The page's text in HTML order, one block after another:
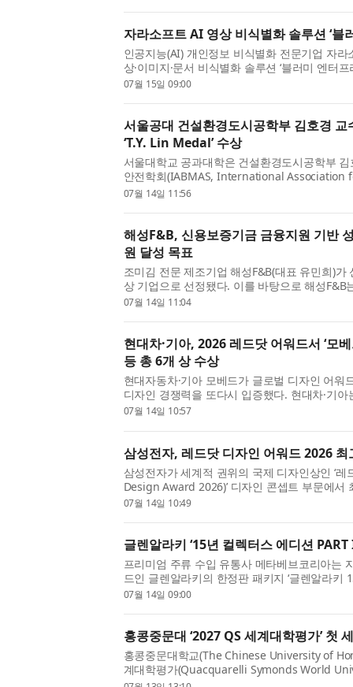
자라소프트 AI 영상 비식별화 솔루션 ‘블
인공지능(AI) 개인정보 비식별화 전문기업 자
상·이미지·문서 비식별화 솔루션 ‘블러미 엔터
달청 우수조달물품(우수제품)으로 지정됐다고
07월 15일 09:00
서울공대 건설환경도시공학부 김호경
‘T.Y. Lin Medal’ 수상
서울대학교 공과대학은 건설환경도시공학부
안전학회(IABMAS, International
Safety)가 수여하는 ‘T.Y. Lin Medal’을 수상했
07월 14일 11:56
해성F&B, 신용보증기금 금융지원 기반
원 달성 목표
조미김 전문 제조기업 해성F&B(대표 유민희)​
상 기업으로 선정됐다. 이를 바탕으로 해성
매출 30억원 달성과 글로벌 K-푸드 기업으로의
07월 14일 11:04
현대차·기아, 2026 레드닷 어워드서 ‘모
등 총 6개 상 수상
현대자동차·기아 모베드가 글로벌 디자인 어워
디자인 경쟁력을 또다시 입증했다. 현대차·기
자인 콘셉트(Red Dot Award: Design Concept
07월 14일 10:57
삼성전자, 레드닷 디자인 어워드 2026
삼성전자가 세계적 권위의 국제 디자인상인 ‘
Design Award 2026)’ 디자인 콘셉트 부문에서
(Best of the Best)’ 2개를 포함해 총 8개의 상을
07월 14일 10:49
글렌알라키 ‘15년 컬렉터스 에디션
프리미엄 주류 수입 유통사 메타베브코리아는
드인 글렌알라키의 한정판 패키지 ‘글렌알라키
일본 마케팅 업계 최고 권위의 시상식인 ‘제54
07월 14일 09:00
홍콩중문대 ‘2027 QS 세계대학평가’ 첫
홍콩중문대학교(The Chinese University of
계대학평가(Quacquarelli Symonds World
다 14계단 상승한 세계 18위에 오르며 개교 이